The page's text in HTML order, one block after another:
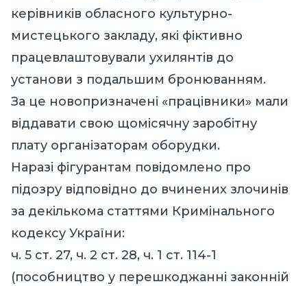
керівників обласного культурно-
мистецького закладу, які фіктивно
працевлаштовували ухилянтів до
установи з подальшим бронюванням.
За це новопризначені «працівники» мали
віддавати свою щомісячну заробітну
плату організаторам оборудки.
Наразі фігурантам повідомлено про
підозру відповідно до вчинених злочинів
за декількома статтями Кримінального
кодексу України:
ч. 5 ст. 27, ч. 2 ст. 28, ч. 1 ст. 114-1
(пособництво у перешкоджанні законній